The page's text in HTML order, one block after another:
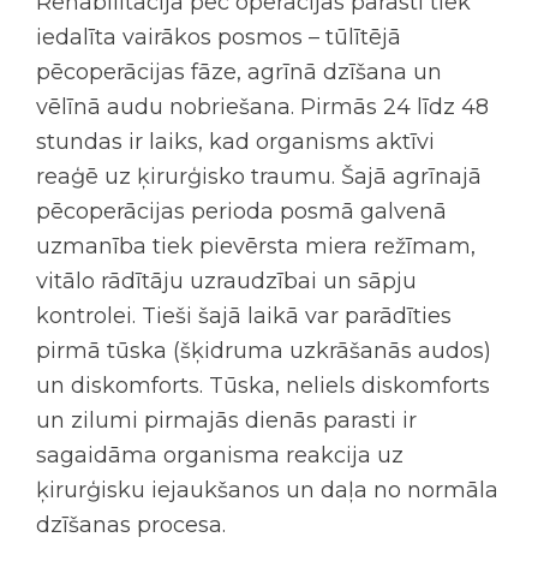
iedalīta vairākos posmos – tūlītējā
pēcoperācijas fāze, agrīnā dzīšana un
vēlīnā audu nobriešana. Pirmās 24 līdz 48
stundas ir laiks, kad organisms aktīvi
reaģē uz ķirurģisko traumu. Šajā agrīnajā
pēcoperācijas perioda posmā galvenā
uzmanība tiek pievērsta miera režīmam,
vitālo rādītāju uzraudzībai un sāpju
kontrolei. Tieši šajā laikā var parādīties
pirmā tūska (šķidruma uzkrāšanās audos)
un diskomforts. Tūska, neliels diskomforts
un zilumi pirmajās dienās parasti ir
sagaidāma organisma reakcija uz
ķirurģisku iejaukšanos un daļa no normāla
dzīšanas procesa.